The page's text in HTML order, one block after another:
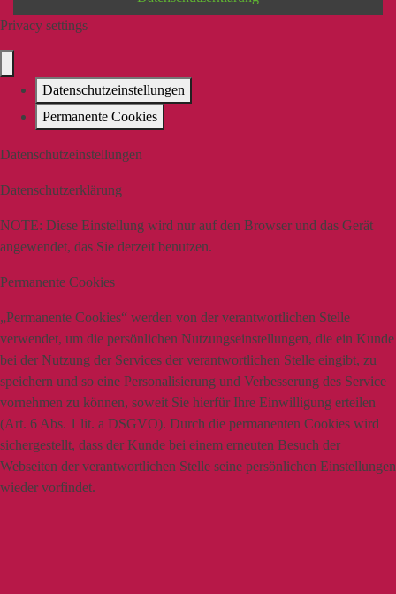
Privacy settings
Datenschutzeinstellungen
Permanente Cookies
Datenschutzeinstellungen
Datenschutzerklärung
NOTE: Diese Einstellung wird nur auf den Browser und das Gerät
angewendet, das Sie derzeit benutzen.
Permanente Cookies
„Permanente Cookies“ werden von der verantwortlichen Stelle
verwendet, um die persönlichen Nutzungseinstellungen, die ein Kunde
bei der Nutzung der Services der verantwortlichen Stelle eingibt, zu
speichern und so eine Personalisierung und Verbesserung des Service
vornehmen zu können, soweit Sie hierfür Ihre Einwilligung erteilen
(Art. 6 Abs. 1 lit. a DSGVO). Durch die permanenten Cookies wird
sichergestellt, dass der Kunde bei einem erneuten Besuch der
Webseiten der verantwortlichen Stelle seine persönlichen Einstellungen
wieder vorfindet.